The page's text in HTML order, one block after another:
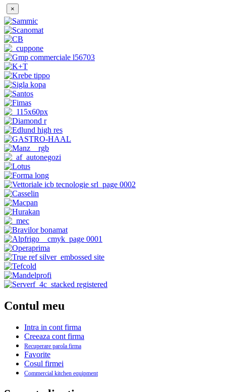
×
Contul meu
Intra in cont firma
Creeaza cont firma
Recuperare parola firma
Favorite
Cosul firmei
Commercial kitchen equipment